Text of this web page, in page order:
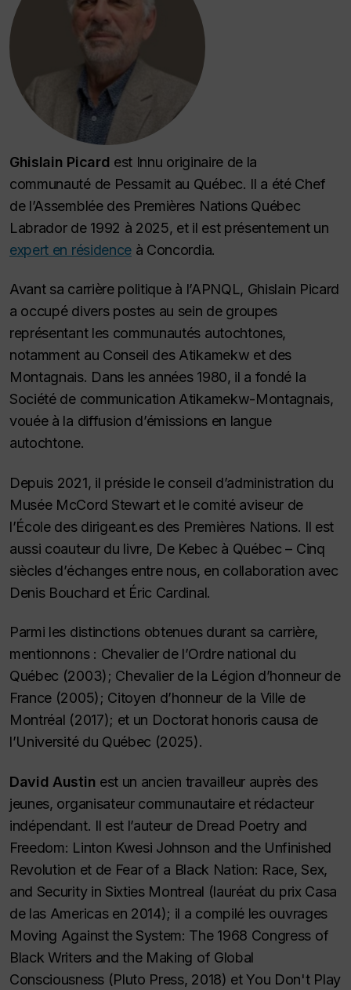
Ghislain Picard est Innu originaire de la
communauté de Pessamit au Québec. Il a été Chef
de l’Assemblée des Premières Nations Québec
Labrador de 1992 à 2025, et il est présentement un
expert en résidence à Concordia.
Avant sa carrière politique à l’APNQL, Ghislain Picard
a occupé divers postes au sein de groupes
représentant les communautés autochtones,
notamment au Conseil des Atikamekw et des
Montagnais. Dansles années 1980, il a fondé la
Société de communication Atikamekw-Montagnais,
vouée à la diffusion d’émissions en langue
autochtone.
Depuis 2021, il préside le conseil d’administration du
Musée McCord Stewart et le comité aviseur de
l’École des dirigeant.es des Premières Nations. Il est
aussi coauteur du livre, De Kebec à Québec – Cinq
siècles d’échanges entre nous, en collaboration avec
Denis Bouchard et Éric Cardinal.
Parmi les distinctions obtenues durant sa carrière,
mentionnons : Chevalier de l’Ordre national du
Québec (2003); Chevalier de la Légion d’honneur de
France (2005); Citoyen d’honneur de la Ville de
Montréal (2017); et un Doctorat honoris causa de
l’Université du Québec (2025).
David Austin est un ancien travailleur auprès des
jeunes, organisateur communautaire et rédacteur
indépendant. Il est l’auteur de Dread Poetry and
Freedom: Linton Kwesi Johnson and the Unfinished
Revolution et de Fear of a Black Nation: Race, Sex,
and Security in Sixties Montreal (lauréat du prix Casa
de las Americas en 2014); il a compilé les ouvrages
Moving Against the System: The 1968 Congress of
Black Writers and the Making of Global
Consciousness(Pluto Press, 2018) etYou Don't Play